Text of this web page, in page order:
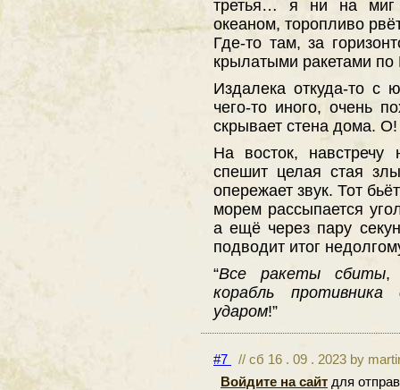
третья… я ни на миг
океаном, торопливо
Где-то там, за
крылатыми ракетами по
Издалека откуда-то с
чего-то иного, очень
скрывает стена дома.
На восток, навстречу
спешит целая стая
опережает звук. Тот
морем рассыпается
а ещё через пару
подводит итог
“Все ракеты сбиты,
корабль
ударом!”
#7
// сб 16 . 09 . 2023 by
Войдите на сайт для